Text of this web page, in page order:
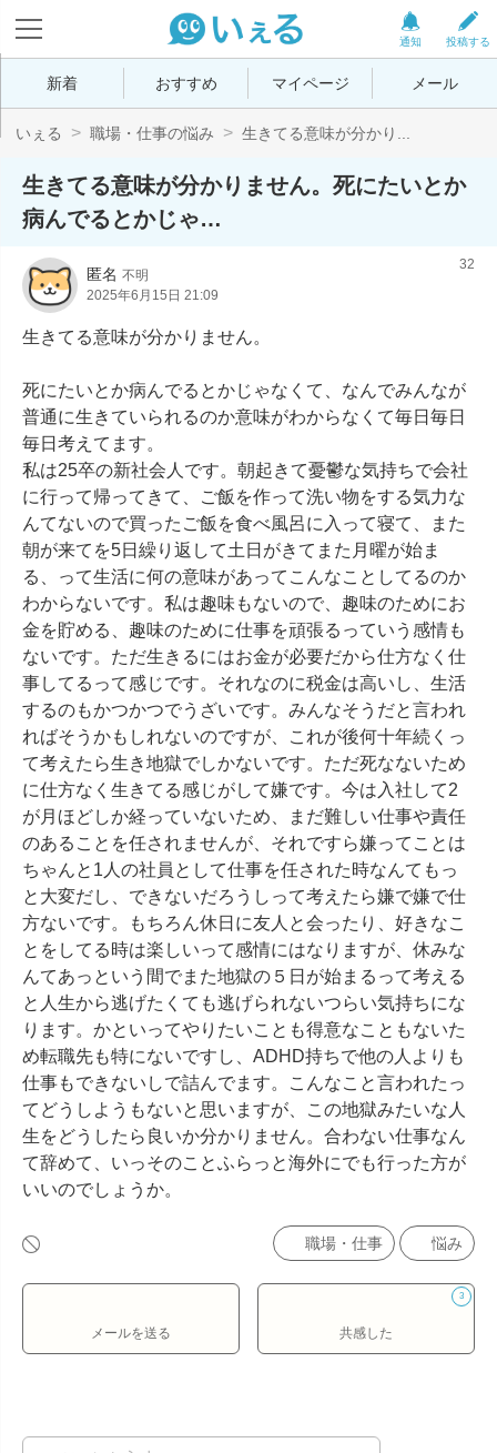
投稿する
通知
新着 おすすめ マイページ メール
いぇる 職場・仕事の悩み 生きてる意味が分かり...
生きてる意味が分かりません。死にたいとか
病んでるとかじゃ…
匿名 不明
2025年6月15日 21:09
32
生きてる意味が分かりません。
死にたいとか病んでるとかじゃなくて、なんでみんなが
普通に生きていられるのか意味がわからなくて毎日毎日
毎日考えてます。
私は25卒の新社会人です。朝起きて憂鬱な気持ちで会社
に行って帰ってきて、ご飯を作って洗い物をする気力な
んてないので買ったご飯を食べ風呂に入って寝て、また
朝が来てを5日繰り返して土日がきてまた月曜が始ま
る、って生活に何の意味があってこんなことしてるのか
わからないです。私は趣味もないので、趣味のためにお
金を貯める、趣味のために仕事を頑張るっていう感情も
ないです。ただ生きるにはお金が必要だから仕方なく仕
事してるって感じです。それなのに税金は高いし、生活
するのもかつかつでうざいです。みんなそうだと言われ
ればそうかもしれないのですが、これが後何十年続くっ
て考えたら生き地獄でしかないです。ただ死なないため
に仕方なく生きてる感じがして嫌です。今は入社して2
が月ほどしか経っていないため、まだ難しい仕事や責任
のあることを任されませんが、それですら嫌ってことは
ちゃんと1人の社員として仕事を任された時なんてもっ
と大変だし、できないだろうしって考えたら嫌で嫌で仕
方ないです。もちろん休日に友人と会ったり、好きなこ
とをしてる時は楽しいって感情にはなりますが、休みな
んてあっという間でまた地獄の５日が始まるって考える
と人生から逃げたくても逃げられないつらい気持ちにな
ります。かといってやりたいことも得意なこともないた
め転職先も特にないですし、ADHD持ちで他の人よりも
仕事もできないしで詰んでます。こんなこと言われたっ
てどうしようもないと思いますが、この地獄みたいな人
生をどうしたら良いか分かりません。合わない仕事なん
て辞めて、いっそのことふらっと海外にでも行った方が
いいのでしょうか。
職場・仕事 悩み
メールを送る
3
共感した